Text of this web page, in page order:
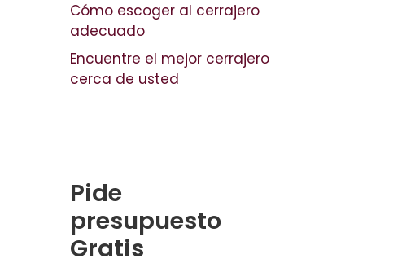
Cómo escoger al cerrajero
adecuado
Encuentre el mejor cerrajero
cerca de usted
Pide
presupuesto
Gratis